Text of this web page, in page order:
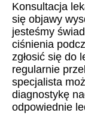
Konsultacja
się objawy
jesteśmy
ciśnienia
zgłosić się do
regularnie
specjalista
diagnostykę
odpowiednie